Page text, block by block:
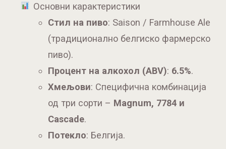
Основни карактеристики
Стил на пиво: Saison / Farmhouse Ale
(традиционално белгиско фармерско
пиво).
Процент на алкохол (ABV): 6.5%.
Хмељови: Специфична комбинација
од три сорти – Magnum, 7784 и
Cascade.
Потекло: Белгија.